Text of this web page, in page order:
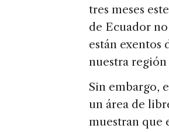
tres meses
de Ecuador
están exentos
nuestra
Sin embargo,
un área de
muestran que